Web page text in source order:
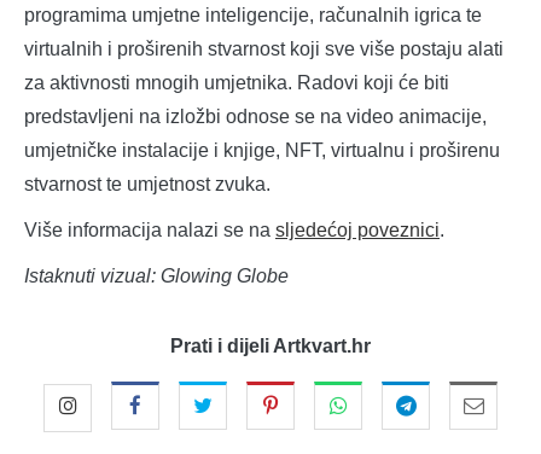
programima umjetne inteligencije, računalnih igrica te
virtualnih i proširenih stvarnost koji sve više postaju alati
za aktivnosti mnogih umjetnika. Radovi koji će biti
predstavljeni na izložbi odnose se na video animacije,
umjetničke instalacije i knjige, NFT, virtualnu i proširenu
stvarnost te umjetnost zvuka.
Više informacija nalazi se na sljedećoj poveznici.
Istaknuti vizual: Glowing Globe
Prati i dijeli Artkvart.hr